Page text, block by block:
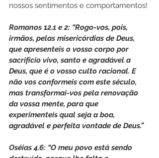
nossos sentimentos e comportamentos!
Romanos 12.1 e 2: “Rogo-vos, pois,
irmãos, pelas misericórdias de Deus,
que apresenteis o vosso corpo por
sacrifício vivo, santo e agradável a
Deus, que é o vosso culto racional. E
não vos conformeis com este século,
mas transformai-vos pela renovação
da vossa mente, para que
experimenteis qual seja a boa,
agradável e perfeita vontade de Deus.”
Oséias 4.6: “O meu povo está sendo